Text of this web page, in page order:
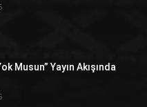
Musun” Yayın Akışında